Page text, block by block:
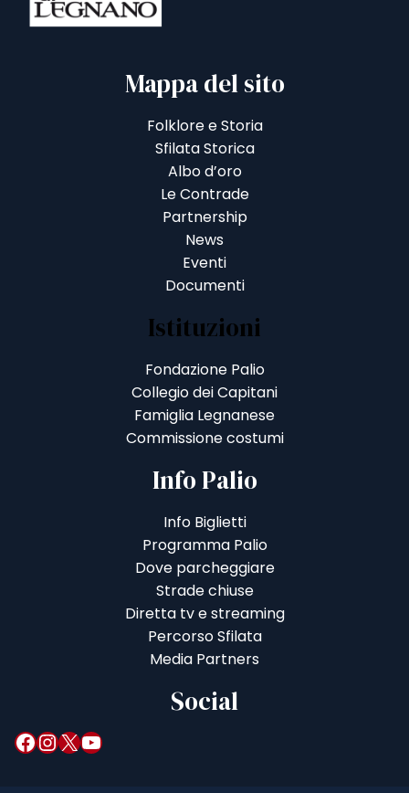
Mappa del sito
Folklore e Storia
Sfilata Storica
Albo d’oro
Le Contrade
Partnership
News
Eventi
Documenti
Istituzioni
Fondazione Palio
Collegio dei Capitani
Famiglia Legnanese
Commissione costumi
Info Palio
Info Biglietti
Programma Palio
Dove parcheggiare
Strade chiuse
Diretta tv e streaming
Percorso Sfilata
Media Partners
Social
Facebook InstagramX YouTube